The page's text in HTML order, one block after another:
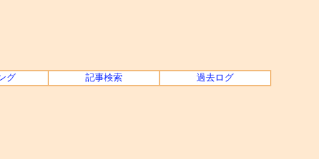
グ 記事検索 過去ログ